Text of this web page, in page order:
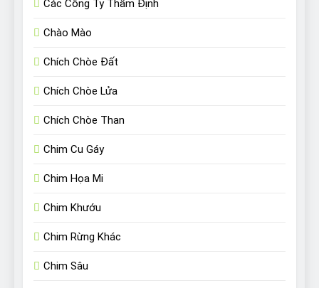
Các Công Ty Thẩm Định
Chào Mào
Chích Chòe Đất
Chích Chòe Lửa
Chích Chòe Than
Chim Cu Gáy
Chim Họa Mi
Chim Khướu
Chim Rừng Khác
Chim Sâu